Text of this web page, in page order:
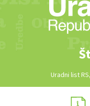
Uradni list